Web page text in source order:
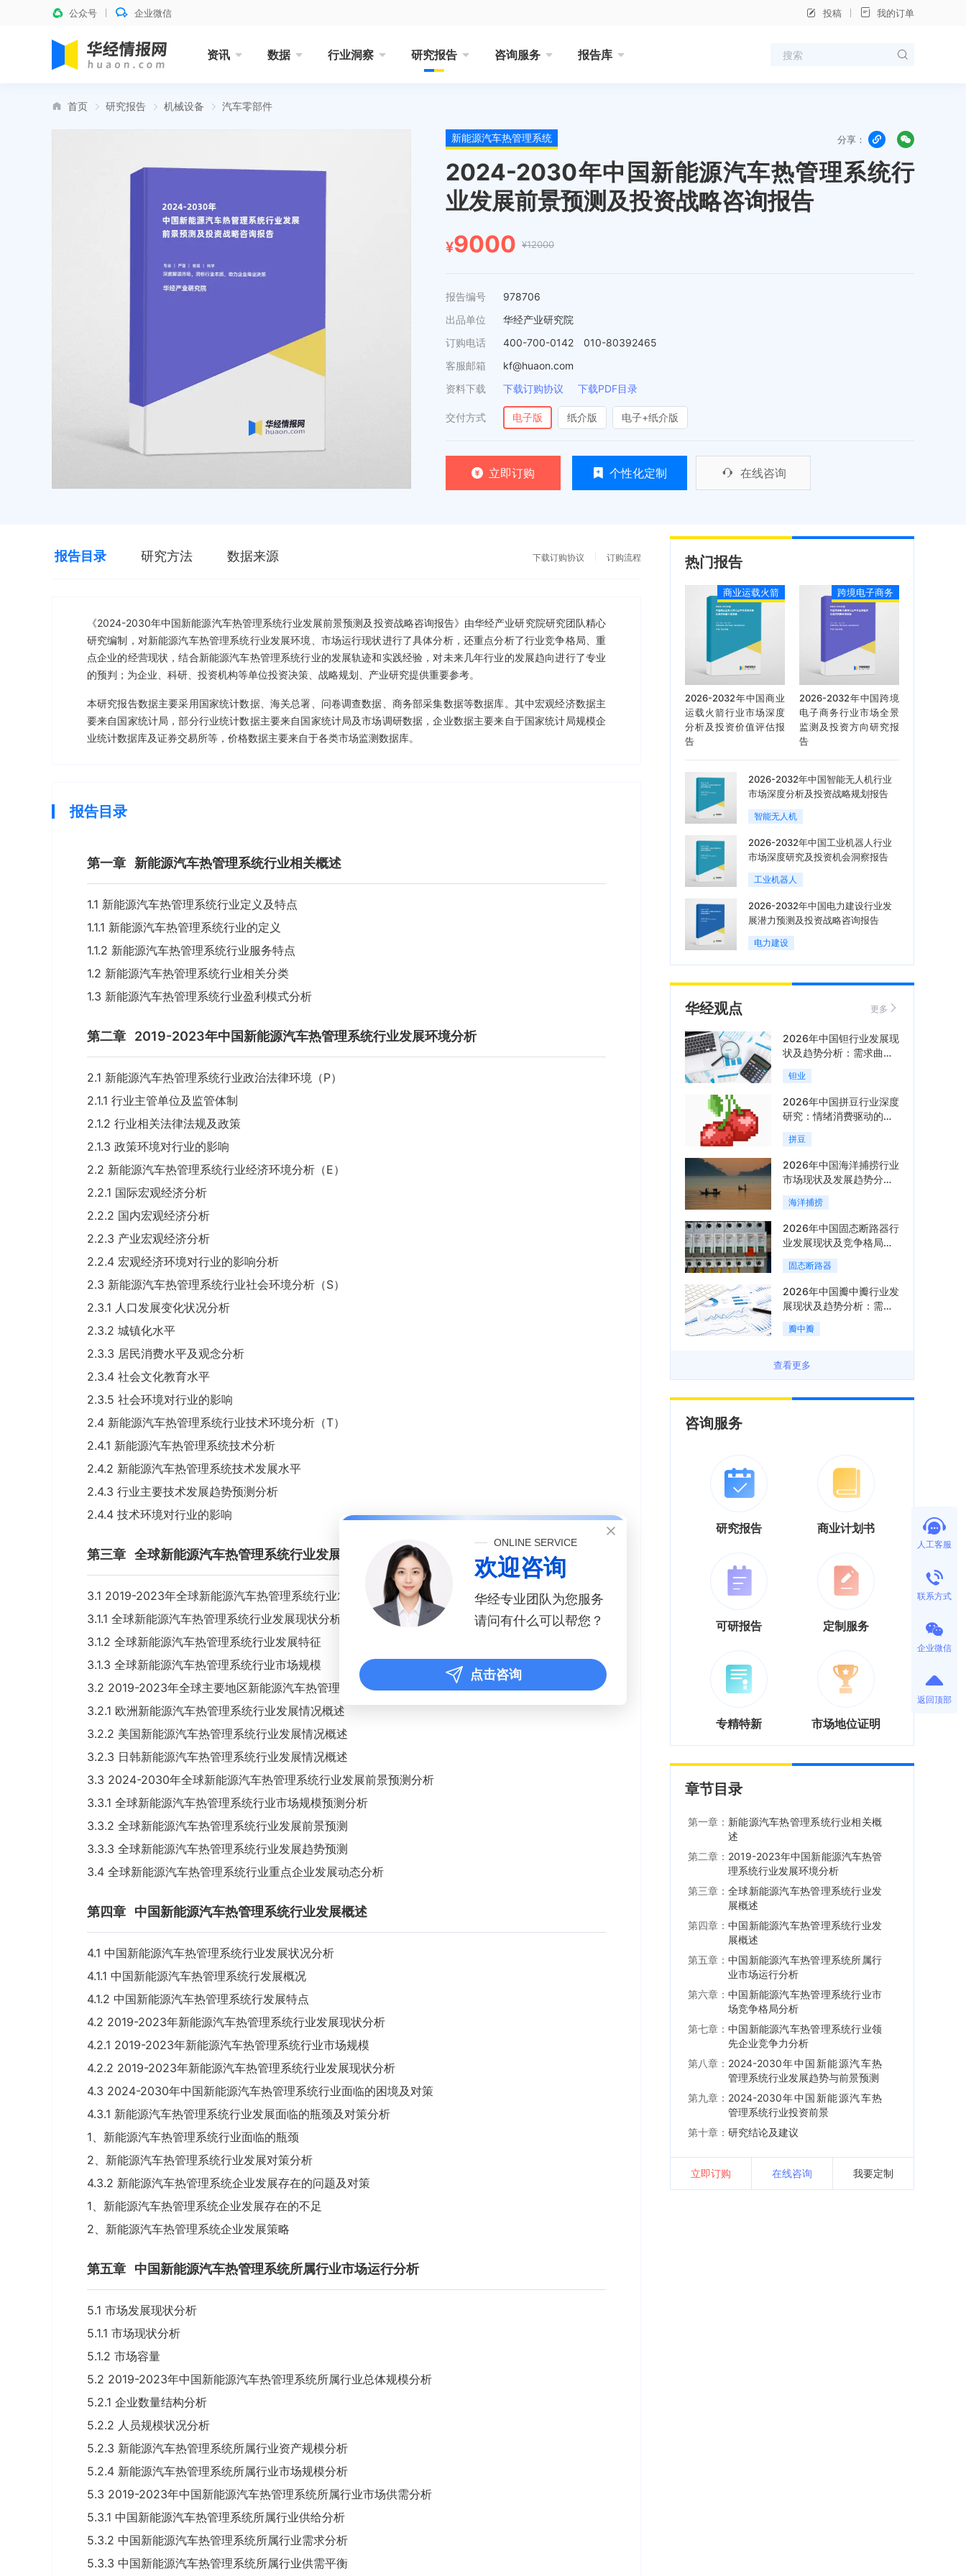
公众号 企业微信 投稿 我的订单
资讯 数据 行业洞察 研究报告 咨询服务 报告库
首页 研究报告 机械设备 汽车零部件
新能源汽车热管理系统 分享：
2024-2030年中国新能源汽车热管理系统行
业发展前景预测及投资战略咨询报告
¥9000 ¥12000
报告编号
978706
出品单位
华经产业研究院
订购电话
400-700-0142 010-80392465
客服邮箱
kf@huaon.com
资料下载
下载订购协议 下载PDF目录
交付方式 电子版 纸介版 电子+纸介版
立即订购 个性化定制 在线咨询
报告目录 研究方法 数据来源 下载订购协议 订购流程
《2024-2030年中国新能源汽车热管理系统行业发展前景预测及投资战略咨询报告》由华经产业研究院研究团队精心
研究编制，对新能源汽车热管理系统行业发展环境、市场运行现状进行了具体分析，还重点分析了行业竞争格局、重
点企业的经营现状，结合新能源汽车热管理系统行业的发展轨迹和实践经验，对未来几年行业的发展趋向进行了专业
的预判；为企业、科研、投资机构等单位投资决策、战略规划、产业研究提供重要参考。
本研究报告数据主要采用国家统计数据、海关总署、问卷调查数据、商务部采集数据等数据库。其中宏观经济数据主
要来自国家统计局，部分行业统计数据主要来自国家统计局及市场调研数据，企业数据主要来自于国家统计局规模企
业统计数据库及证券交易所等，价格数据主要来自于各类市场监测数据库。
报告目录
第一章 新能源汽车热管理系统行业相关概述
1.1 新能源汽车热管理系统行业定义及特点
1.1.1 新能源汽车热管理系统行业的定义
1.1.2 新能源汽车热管理系统行业服务特点
1.2 新能源汽车热管理系统行业相关分类
1.3 新能源汽车热管理系统行业盈利模式分析
第二章 2019-2023年中国新能源汽车热管理系统行业发展环境分析
2.1 新能源汽车热管理系统行业政治法律环境（P）
2.1.1 行业主管单位及监管体制
2.1.2 行业相关法律法规及政策
2.1.3 政策环境对行业的影响
2.2 新能源汽车热管理系统行业经济环境分析（E）
2.2.1 国际宏观经济分析
2.2.2 国内宏观经济分析
2.2.3 产业宏观经济分析
2.2.4 宏观经济环境对行业的影响分析
2.3 新能源汽车热管理系统行业社会环境分析（S）
2.3.1 人口发展变化状况分析
2.3.2 城镇化水平
2.3.3 居民消费水平及观念分析
2.3.4 社会文化教育水平
2.3.5 社会环境对行业的影响
2.4 新能源汽车热管理系统行业技术环境分析（T）
2.4.1 新能源汽车热管理系统技术分析
2.4.2 新能源汽车热管理系统技术发展水平
2.4.3 行业主要技术发展趋势预测分析
2.4.4 技术环境对行业的影响
第三章 全球新能源汽车热管理系统行业发展概述
3.1 2019-2023年全球新能源汽车热管理系统行业发展情况概述
3.1.1 全球新能源汽车热管理系统行业发展现状分析
3.1.2 全球新能源汽车热管理系统行业发展特征
3.1.3 全球新能源汽车热管理系统行业市场规模
3.2 2019-2023年全球主要地区新能源汽车热管理系统行业发展情况分析
3.2.1 欧洲新能源汽车热管理系统行业发展情况概述
3.2.2 美国新能源汽车热管理系统行业发展情况概述
3.2.3 日韩新能源汽车热管理系统行业发展情况概述
3.3 2024-2030年全球新能源汽车热管理系统行业发展前景预测分析
3.3.1 全球新能源汽车热管理系统行业市场规模预测分析
3.3.2 全球新能源汽车热管理系统行业发展前景预测
3.3.3 全球新能源汽车热管理系统行业发展趋势预测
3.4 全球新能源汽车热管理系统行业重点企业发展动态分析
第四章 中国新能源汽车热管理系统行业发展概述
4.1 中国新能源汽车热管理系统行业发展状况分析
4.1.1 中国新能源汽车热管理系统行发展概况
4.1.2 中国新能源汽车热管理系统行发展特点
4.2 2019-2023年新能源汽车热管理系统行业发展现状分析
4.2.1 2019-2023年新能源汽车热管理系统行业市场规模
4.2.2 2019-2023年新能源汽车热管理系统行业发展现状分析
4.3 2024-2030年中国新能源汽车热管理系统行业面临的困境及对策
4.3.1 新能源汽车热管理系统行业发展面临的瓶颈及对策分析
1、新能源汽车热管理系统行业面临的瓶颈
2、新能源汽车热管理系统行业发展对策分析
4.3.2 新能源汽车热管理系统企业发展存在的问题及对策
1、新能源汽车热管理系统企业发展存在的不足
2、新能源汽车热管理系统企业发展策略
第五章 中国新能源汽车热管理系统所属行业市场运行分析
5.1 市场发展现状分析
5.1.1 市场现状分析
5.1.2 市场容量
5.2 2019-2023年中国新能源汽车热管理系统所属行业总体规模分析
5.2.1 企业数量结构分析
5.2.2 人员规模状况分析
5.2.3 新能源汽车热管理系统所属行业资产规模分析
5.2.4 新能源汽车热管理系统所属行业市场规模分析
5.3 2019-2023年中国新能源汽车热管理系统所属行业市场供需分析
5.3.1 中国新能源汽车热管理系统所属行业供给分析
5.3.2 中国新能源汽车热管理系统所属行业需求分析
5.3.3 中国新能源汽车热管理系统所属行业供需平衡
热门报告
商业运载火箭
2026-2032年中国商业
运载火箭行业市场深度
分析及投资价值评估报
告
跨境电子商务
2026-2032年中国跨境
电子商务行业市场全景
监测及投资方向研究报
告
2026-2032年中国智能无人机行业
市场深度分析及投资战略规划报告
智能无人机
2026-2032年中国工业机器人行业
市场深度研究及投资机会洞察报告
工业机器人
2026-2032年中国电力建设行业发
展潜力预测及投资战略咨询报告
电力建设
华经观点 更多
2026年中国钽行业发展现
状及趋势分析：需求曲线
陡峭与供给曲线平缓的博
弈加剧「图」
钽业
2026年中国拼豆行业深度
研究：情绪消费驱动的新
兴手工赛道「图」
拼豆
2026年中国海洋捕捞行业
市场现状及发展趋势分
析：科技赋能与智能化转
型加速「图」
海洋捕捞
2026年中国固态断路器行
业发展现状及竞争格局分
析：国际巨头领跑技术，
国内企业加速追赶「图」
固态断路器
2026年中国瓣中瓣行业发
展现状及趋势分析：需求
可持续释放，市场发展前
景良好「图」
瓣中瓣
查看更多
咨询服务
研究报告 商业计划书
可研报告 定制服务
专精特新 市场地位证明
章节目录
第一章： 新能源汽车热管理系统行业相关概
述
第二章： 2019-2023年中国新能源汽车热管
理系统行业发展环境分析
第三章： 全球新能源汽车热管理系统行业发
展概述
第四章： 中国新能源汽车热管理系统行业发
展概述
第五章： 中国新能源汽车热管理系统所属行
业市场运行分析
第六章： 中国新能源汽车热管理系统行业市
场竞争格局分析
第七章： 中国新能源汽车热管理系统行业领
先企业竞争力分析
第八章： 2024-2030年中国新能源汽车热
管理系统行业发展趋势与前景预测
第九章： 2024-2030年中国新能源汽车热
管理系统行业投资前景
第十章： 研究结论及建议
立即订购 在线咨询 我要定制
人工客服
联系方式
企业微信
返回顶部
ONLINE SERVICE
欢迎咨询
华经专业团队为您服务
请问有什么可以帮您？
点击咨询